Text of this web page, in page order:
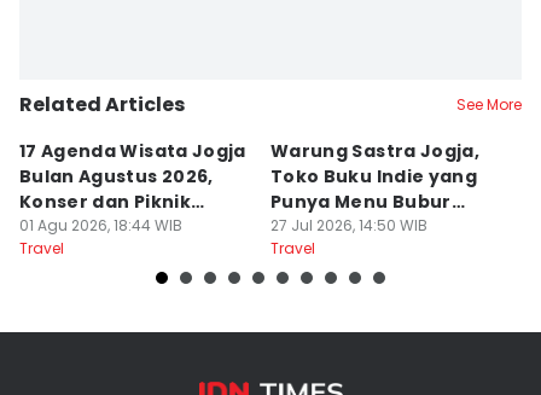
Related Articles See More
17 Agenda Wisata Jogja
Bulan Agustus 2026,
Konser dan Piknik
Literasi
01 Agu 2026, 18:44 WIB
Travel
Warung Sastra Jogja,
Toko Buku Indie yang
Punya Menu Bubur
Manado
27 Jul 2026, 14:50 WIB
Travel